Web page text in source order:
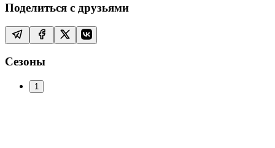
Поделиться с друзьями
Сезоны
1